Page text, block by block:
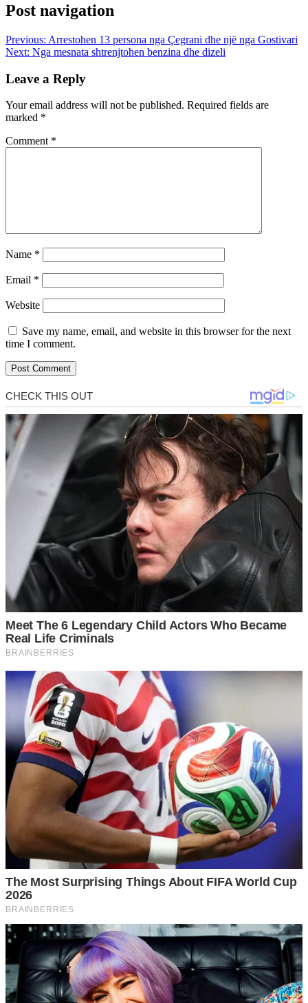
Post navigation
Previous: Arrestohen 13 persona nga Çegrani dhe një nga Gostivari
Next: Nga mesnata shtrenjtohen benzina dhe dizeli
Leave a Reply
Your email address will not be published. Required fields are
marked *
Comment *
Name *
Email *
Website
Save my name, email, and website in this browser for the next
time I comment.